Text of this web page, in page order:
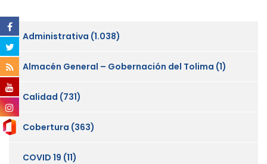
Administrativa (1.038)
Almacén General – Gobernación del Tolima (1)
Calidad (731)
Cobertura (363)
COVID 19 (11)